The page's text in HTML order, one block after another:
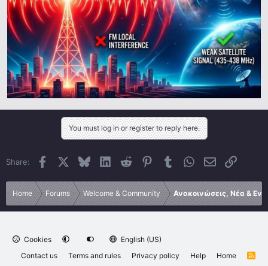
You must log in or register to reply here.
Share: Facebook BlueskyLinkedInReddit PinterestTumblrWhatsApp
EmailLink
Home Forums Welcome & Community Ανακοινώσεις, Νέα &
Cookies
English (US)
Contact us
Terms and rules Privacy policy Help Home
R